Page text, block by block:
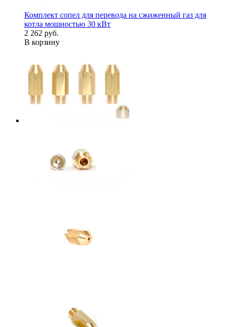
Комплект сопел для перевода на сжиженный газ для
котла мощностью 30 кВт
2 262 руб.
В корзину